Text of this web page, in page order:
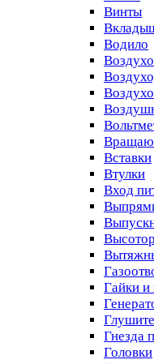
Винты
Водило
Вставки
Втулки
Вход
Гайки
Гнезда
Головки